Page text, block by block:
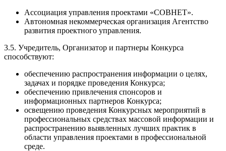
Ассоциация управления проектами «СОВНЕТ».
Автономная некоммерческая организация Агентство
развития проектного управления.
3.5. Учредитель, Организатор и партнеры Конкурса
способствуют:
обеспечению распространения информации о целях,
задачах и порядке проведения Конкурса;
обеспечению привлечения спонсоров и
информационных партнеров Конкурса;
освещению проведения Конкурсных мероприятий в
профессиональных средствах массовой информации и
распространению выявленных лучших практик в
области управления проектами в профессиональной
среде.